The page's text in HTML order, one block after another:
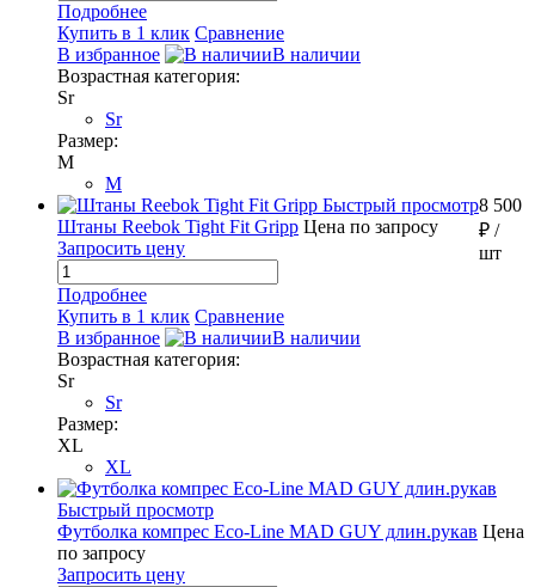
Подробнее
Купить в 1 клик Сравнение
В избранное
В наличии
Возрастная категория:
Sr
Sr
Размер:
M
M
Быстрый просмотр
Штаны Reebok Tight Fit Gripp Цена по запросу
Запросить цену
Подробнее
Купить в 1 клик Сравнение
В избранное
В наличии
Возрастная категория:
Sr
Sr
Размер:
XL
XL
Быстрый просмотр
Футболка компрес Eco-Line MAD GUY длин.рукав Цена
по запросу
Запросить цену
8 500
₽ /
шт